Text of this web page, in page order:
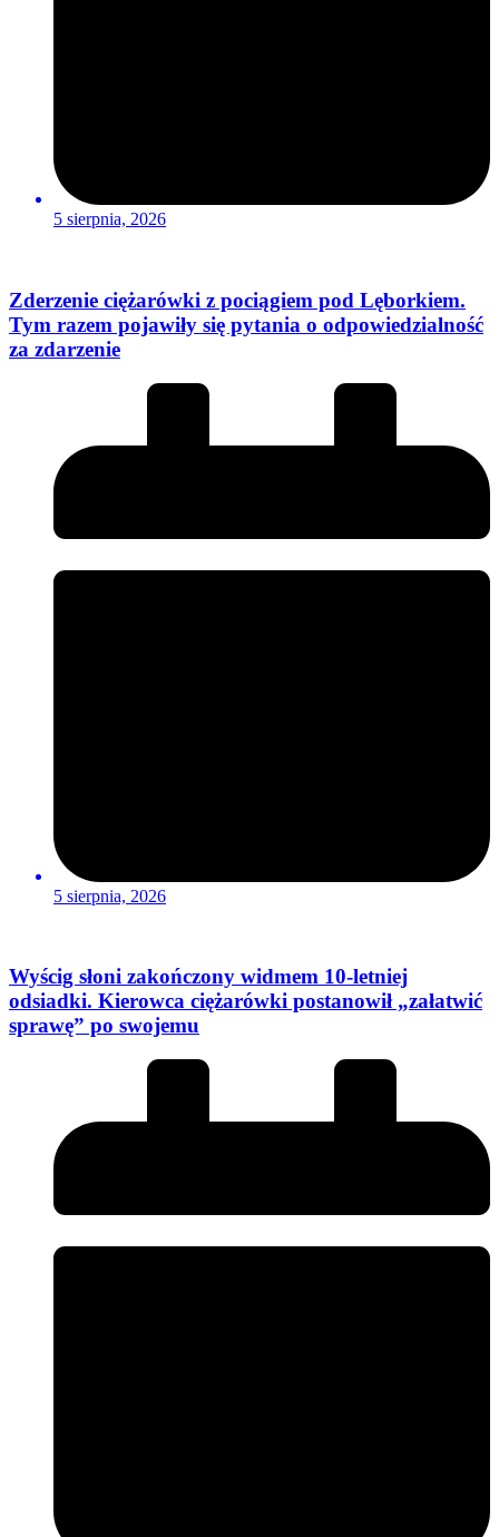
5 sierpnia, 2026
Zderzenie ciężarówki z pociągiem pod Lęborkiem.
Tym razem pojawiły się pytania o odpowiedzialność
za zdarzenie
5 sierpnia, 2026
Wyścig słoni zakończony widmem 10-letniej
odsiadki. Kierowca ciężarówki postanowił „załatwić
sprawę” po swojemu